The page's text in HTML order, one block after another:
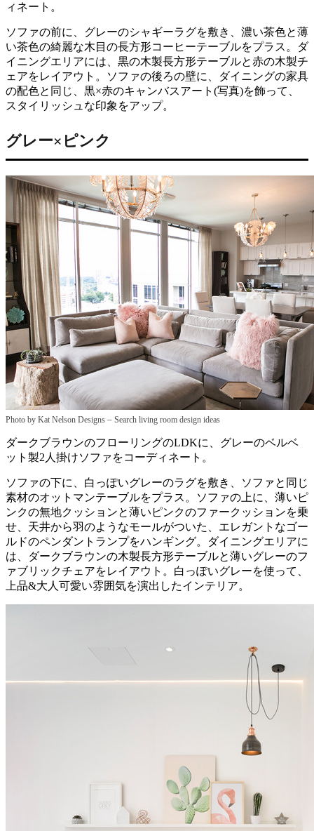
ィネート。
ソファの前に、グレーのシャギーラグを敷き、濃い茶色と薄
い茶色の綺麗な木目の長方形コーヒーテーブルをプラス。ダ
イニングエリアには、黒の木製長方形テーブルと赤の木製チ
ェアをレイアウト。ソファの後ろの壁に、ダイニングの家具
の配色と同じ、黒×赤のキャンバスアート(写真)を飾って、
スタイリッシュな印象をアップ。
グレー×ピンク
Photo by Kat Nelson Designs – Search living room design ideas
ダークブラウンのフローリングのLDKに、グレーのベルベ
ット製2人掛けソファをコーディネート。
ソファの下に、白っぽいグレーのラグを敷き、ソファと同じ
素材のオットマンテーブルをプラス。ソファの上に、薄いピ
ンクの無地クッションと薄いピンクのファークッションを乗
せ、天井から羽のようなモールがついた、エレガントなゴー
ルドのペンダントランプをハンギング。ダイニングエリアに
は、ダークブラウンの木製長方形テーブルと薄いグレーのフ
ァブリックチェアをレイアウト。白っぽいグレーを使って、
上品&大人可愛い雰囲気を演出したインテリア。